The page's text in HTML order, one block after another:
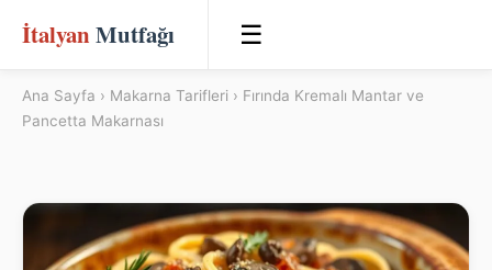
İtalyan Mutfağı ☰
Ana Sayfa › Makarna Tarifleri › Fırında Kremalı Mantar ve
Pancetta Makarnası